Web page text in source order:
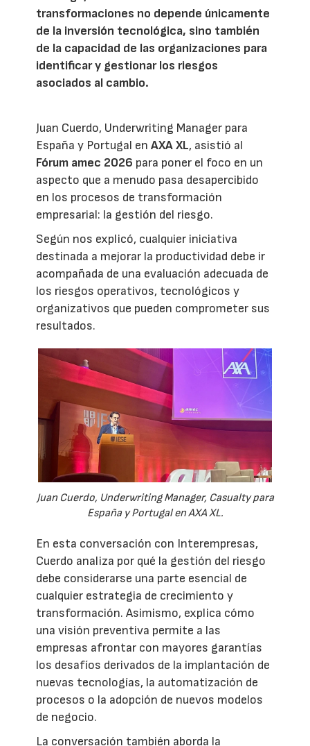
transformaciones no depende únicamente
de la inversión tecnológica, sino también
de la capacidad de las organizaciones para
identificar y gestionar los riesgos
asociados al cambio.
Juan Cuerdo, Underwriting Manager para
España y Portugal enAXA XL, asistió al
Fórum amec 2026 para poner el foco en un
aspecto que a menudo pasa desapercibido
en los procesos de transformación
empresarial: la gestión del riesgo.
Según nos explicó, cualquier iniciativa
destinada a mejorar la productividad debe ir
acompañada de una evaluación adecuada de
los riesgos operativos, tecnológicos y
organizativos que pueden comprometer sus
resultados.
Juan Cuerdo, Underwriting Manager, Casualty para
España y Portugal en AXA XL.
En esta conversación con Interempresas,
Cuerdo analiza por qué la gestión del riesgo
debe considerarse una parte esencial de
cualquier estrategia de crecimiento y
transformación. Asimismo, explica cómo
una visión preventiva permite a las
empresas afrontar con mayores garantías
los desafíos derivados de la implantación de
nuevas tecnologías, la automatización de
procesos o la adopción de nuevos modelos
de negocio.
La conversación también aborda la